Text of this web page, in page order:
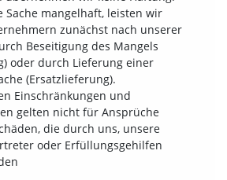
Sache mangelhaft, leisten wir
zunächst nach unserer
Beseitigung des Mangels
oder durch Lieferung einer
(Ersatzlieferung).
Einschränkungen und
gelten nicht für Ansprüche
die durch uns, unsere
oder Erfüllungsgehilfen